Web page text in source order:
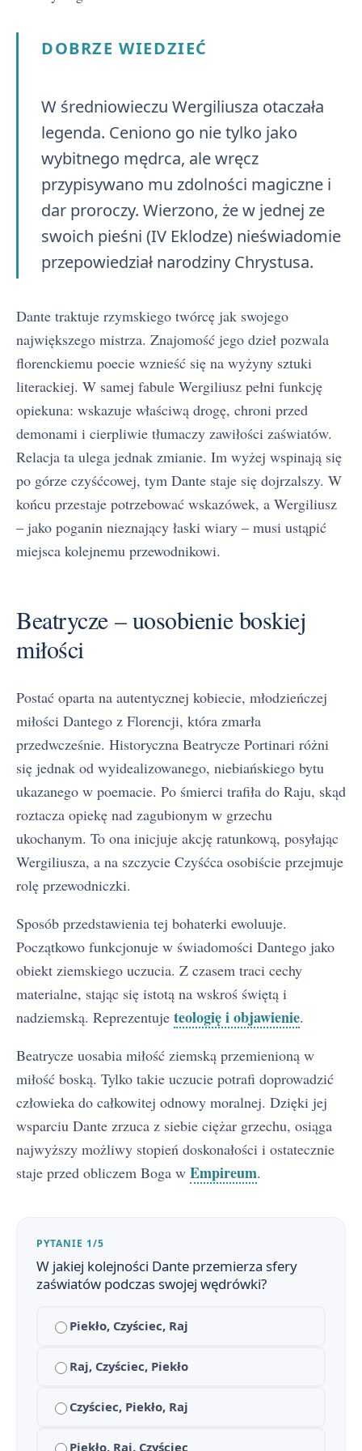
DOBRZE WIEDZIEĆ
W średniowieczu Wergiliusza otaczała
legenda. Ceniono go nie tylko jako
wybitnego mędrca, ale wręcz
przypisywano mu zdolności magiczne i
dar proroczy. Wierzono, że w jednej ze
swoich pieśni (IV Eklodze) nieświadomie
przepowiedział narodziny Chrystusa.
Dante traktuje rzymskiego twórcę jak swojego
największego mistrza. Znajomość jego dzieł pozwala
florenckiemu poecie wznieść się na wyżyny sztuki
literackiej. W samej fabule Wergiliusz pełni funkcję
opiekuna: wskazuje właściwą drogę, chroni przed
demonami i cierpliwie tłumaczy zawiłości zaświatów.
Relacja ta ulega jednak zmianie. Im wyżej wspinają się
po górze czyśćcowej, tym Dante staje się dojrzalszy. W
końcu przestaje potrzebować wskazówek, a Wergiliusz
– jako poganin nieznający łaski wiary – musi ustąpić
miejsca kolejnemu przewodnikowi.
Beatrycze – uosobienie boskiej
miłości
Postać oparta na autentycznej kobiecie, młodzieńczej
miłości Dantego z Florencji, która zmarła
przedwcześnie. Historyczna Beatrycze Portinari różni
się jednak od wyidealizowanego, niebiańskiego bytu
ukazanego w poemacie. Po śmierci trafiła do Raju, skąd
roztacza opiekę nad zagubionym w grzechu
ukochanym. To ona inicjuje akcję ratunkową, posyłając
Wergiliusza, a na szczycie Czyśćca osobiście przejmuje
rolę przewodniczki.
Sposób przedstawienia tej bohaterki ewoluuje.
Początkowo funkcjonuje w świadomości Dantego jako
obiekt ziemskiego uczucia. Z czasem traci cechy
materialne, stając się istotą na wskroś świętą i
nadziemską. Reprezentuje teologię i objawienie.
Beatrycze uosabia miłość ziemską przemienioną w
miłość boską. Tylko takie uczucie potrafi doprowadzić
człowieka do całkowitej odnowy moralnej. Dzięki jej
wsparciu Dante zrzuca z siebie ciężar grzechu, osiąga
najwyższy możliwy stopień doskonałości i ostatecznie
staje przed obliczem Boga w Empireum.
PYTANIE 1/5
W jakiej kolejności Dante przemierza sfery
zaświatów podczas swojej wędrówki?
Piekło, Czyściec, Raj
Raj, Czyściec, Piekło
Czyściec, Piekło, Raj
Piekło, Raj, Czyściec